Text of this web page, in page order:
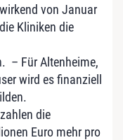
von Januar
Kliniken die
– Für Altenheime,
wird es finanziell
die
Euro mehr pro